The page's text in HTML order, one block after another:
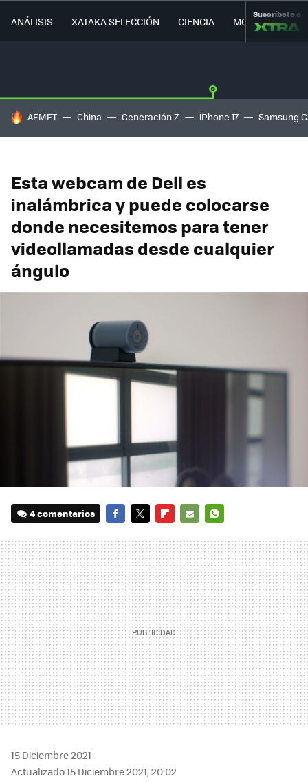
ANÁLISIS XATAKA SELECCIÓN CIENCIA MOVILIDAD
Suscríbete a
HOY SE HABLA DE
AEMET China Generación Z iPhone 17 Samsung
Esta webcam de Dell es
inalámbrica y puede colocarse
donde necesitemos para tener
videollamadas desde cualquier
ángulo
4 comentarios
MAIL
15 Diciembre 2021
Actualizado 15 Diciembre 2021, 20:02